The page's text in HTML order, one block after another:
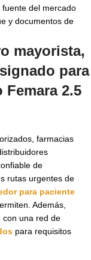
del mercado
y documentos de
mayorista,
para
2.5
farmacias
de
rutas urgentes de
para paciente
Además,
con una red de
para requisitos